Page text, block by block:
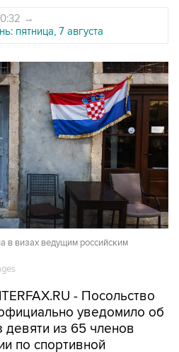
→
пятница, 7 августа
в визах ведущим российским
- Посольство
уведомило об
из 65 членов
по спортивной